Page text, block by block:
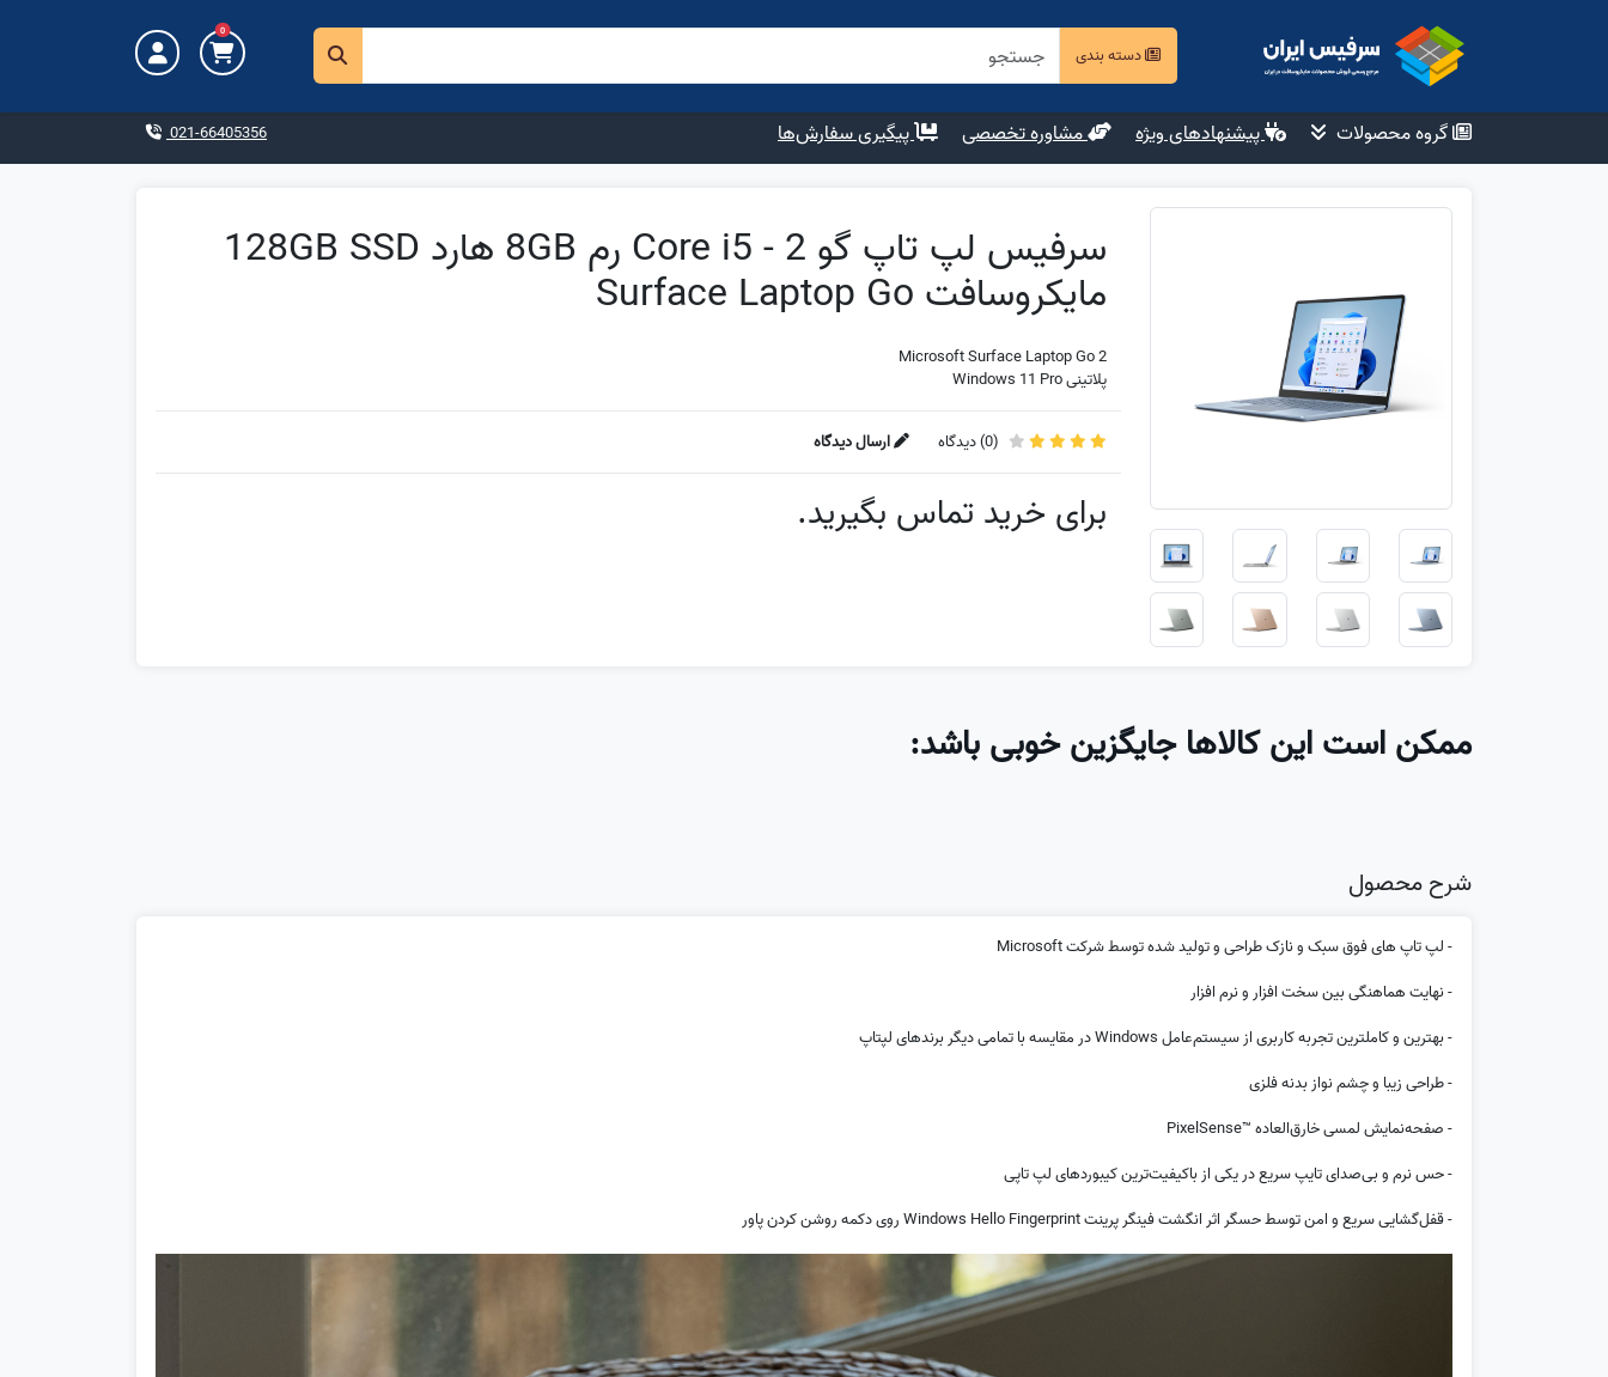
دسته بندی
گروه محصولات پیشنهادهای ویژه مشاوره تخصصی پیگیری سفارش‌ها 021-66405356
سرفیس لپ تاپ گو 2 - Core i5 رم 8GB هارد 128GB SSD
مایکروسافت Surface Laptop Go
Microsoft Surface Laptop Go 2
پلاتینی Windows 11 Pro
(
0) دیدگاه ارسال دیدگاه
برای خرید تماس بگیرید.
ممکن است این کالاها جایگزین خوبی باشد:
شرح محصول
- لپ تاپ های فوق سبک و نازک طراحی و تولید شده توسط شرکت Microsoft
- نهایت هماهنگی بین سخت افزار و نرم افزار
- بهترین و کامل‎ترین تجربه کاربری از سیستم‌عامل Windows در مقایسه با تمامی دیگر برندهای لپتاپ
- طراحی زیبا و چشم نواز بدنه فلزی
- صفحه‌نمایش لمسی خارق‌العاده ™PixelSense
- حس نرم و بی‌صدای تایپ سریع در یکی از باکیفیت‌ترین کیبوردهای لپ تاپی
- قفل‌گشایی سریع و امن توسط حسگر اثر انگشت فینگر پرینت Windows Hello Fingerprint روی دکمه روشن کردن پاور